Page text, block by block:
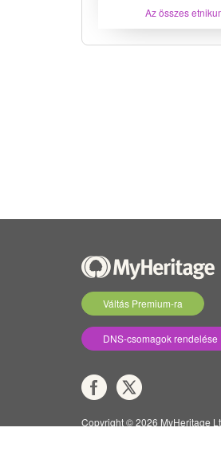
Az összes
Váltás Premium-ra
DNS-csomagok rendelése
Copyright © 2026 MyHeritage